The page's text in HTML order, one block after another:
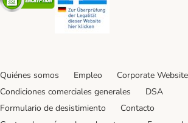
Quiénes somos Empleo Corporate Website
Condiciones comerciales generales
DSA
Formulario de desistimiento
Contacto